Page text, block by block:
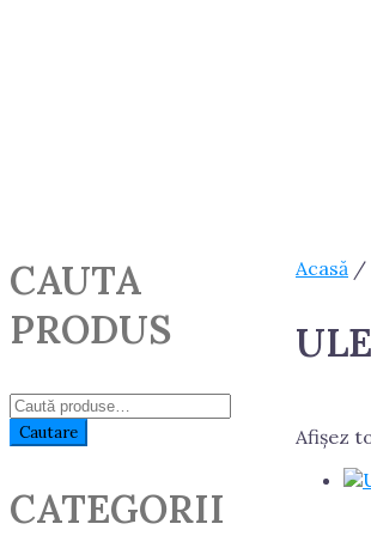
Acasă /
Afișez
CAUTA
PRODUS
Caută:
Cautare
CATEGORII